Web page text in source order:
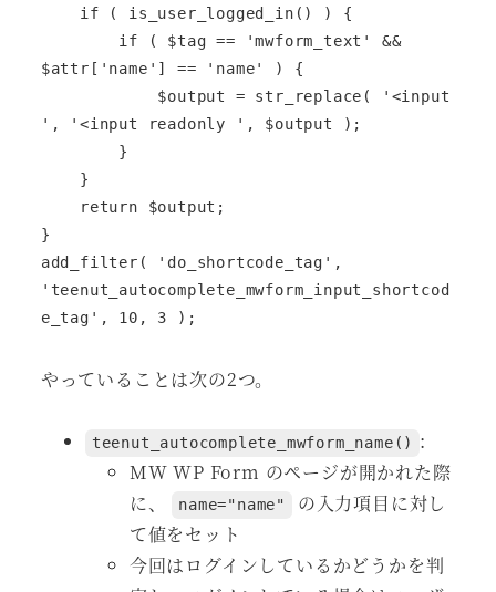
$attr['name'] == 'name' ) {
', '<input readonly ', $output );
}
add_filter( 'do_shortcode_tag',
'teenut_autocomplete_mwform_input_shortcod
e_tag', 10, 3 );
やっていることは次の2つ。
teenut_autocomplete_mwform_name()
:
MW WP Form のページが開かれた際
に、
name="name"
の入力項目に対し
て値をセット
今回はログインしているかどうかを判